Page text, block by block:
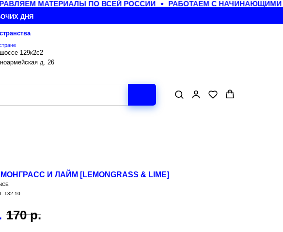
МАТЕРИАЛЫ ПО ВСЕЙ РОССИИ РАБОТАЕМ С НАЧИНАЮЩИМИ
ДНЯ
129к2с2
д. 26
И ЛАЙМ [LEMONGRASS & LIME]
132-10
170 р.